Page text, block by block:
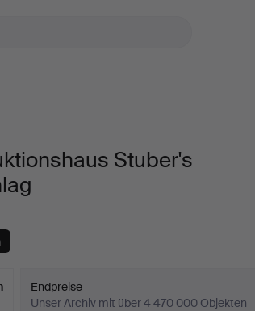
Stuber's
Endpreise
Unser Archiv mit über 4 470 000 Objekten